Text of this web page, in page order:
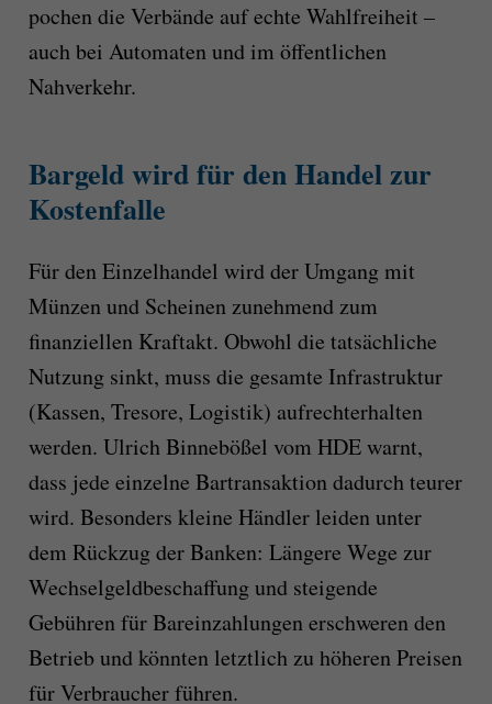
pochen die Verbände auf echte Wahlfreiheit –
auch bei Automaten und im öffentlichen
Nahverkehr.
Bargeld wird für den Handel zur
Kostenfalle
Für den Einzelhandel wird der Umgang mit
Münzen und Scheinen zunehmend zum
finanziellen Kraftakt. Obwohl die tatsächliche
Nutzung sinkt, muss die gesamte Infrastruktur
(Kassen, Tresore, Logistik) aufrechterhalten
werden. Ulrich Binnebößel vom HDE warnt,
dass jede einzelne Bartransaktion dadurch teurer
wird. Besonders kleine Händler leiden unter
dem Rückzug der Banken: Längere Wege zur
Wechselgeldbeschaffung und steigende
Gebühren für Bareinzahlungen erschweren den
Betrieb und könnten letztlich zu höheren Preisen
für Verbraucher führen.